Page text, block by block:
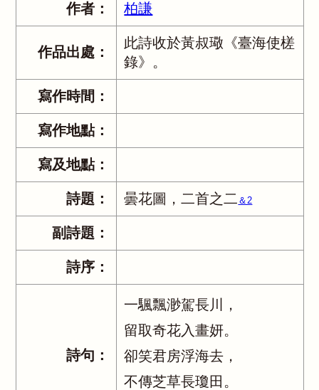
作者： 柏謙
作品出處：
此詩收於黃叔璥《臺海使槎
錄》。
寫作時間：
寫作地點：
寫及地點：
詩題： 曇花圖，二首之二 ＆2
副詩題：
詩序：
詩句：
一颿飄渺駕長川，
留取奇花入畫妍。
卻笑君房浮海去，
不傳芝草長瓊田。